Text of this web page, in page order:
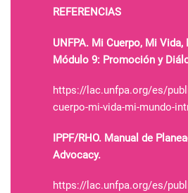
REFERENCIAS
UNFPA. Mi Cuerpo, Mi Vida,
Módulo 9: Promoción y
https://lac.unfpa.org/es/
cuerpo-mi-vida-mi-mundo-
IPPF/RHO. Manual de
Advocacy.
https://lac.unfpa.org/es/